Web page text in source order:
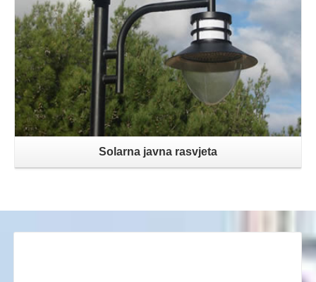
Solarna javna rasvjeta